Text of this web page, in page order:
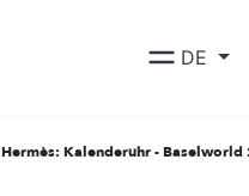
DE
Hermès: Kalenderuhr - Baselworld